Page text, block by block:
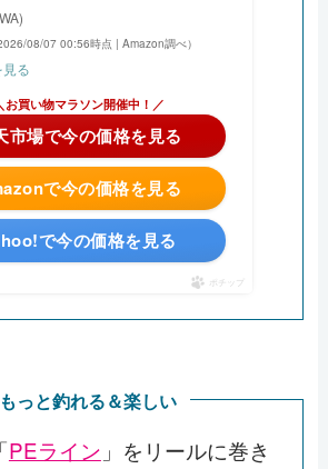
2026/08/07 00:56時点 | Amazon調べ）
る
で今の価格を見る
日は5と0の日！ポイント4倍！／
市場で今の価格を見る
で今の価格を見る
ポチップ
っと釣れる＆楽しい
PEライン 」をリールに巻き